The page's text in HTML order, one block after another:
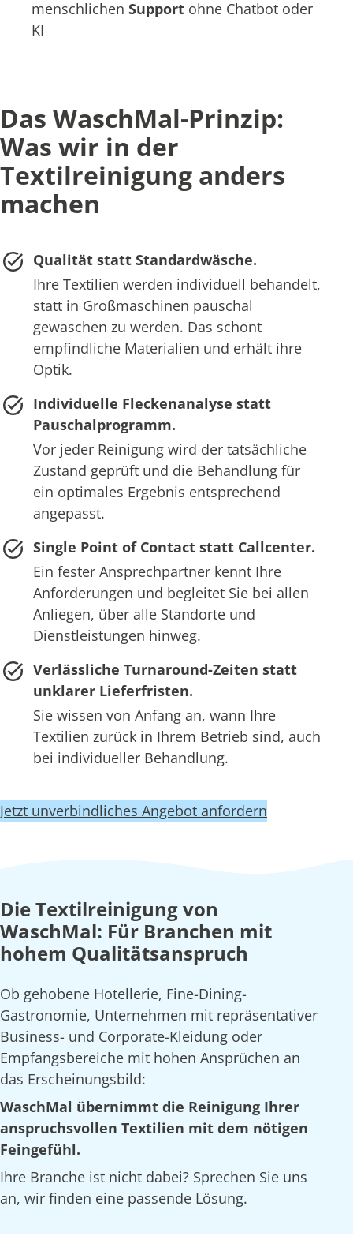
menschlichen Support ohne Chatbot oder
KI
Das WaschMal-Prinzip:
Was wir in der
Textilreinigung anders
machen
Qualität statt Standardwäsche.
Ihre Textilien werden individuell behandelt,
statt in Großmaschinen pauschal
gewaschen zu werden. Das schont
empfindliche Materialien und erhält ihre
Optik.
Individuelle Fleckenanalyse statt
Pauschalprogramm.
Vor jeder Reinigung wird der tatsächliche
Zustand geprüft und die Behandlung für
ein optimales Ergebnis entsprechend
angepasst.
Single Point of Contact statt Callcenter.
Ein fester Ansprechpartner kennt Ihre
Anforderungen und begleitet Sie bei allen
Anliegen, über alle Standorte und
Dienstleistungen hinweg.
Verlässliche Turnaround-Zeiten statt
unklarer Lieferfristen.
Sie wissen von Anfang an, wann Ihre
Textilien zurück in Ihrem Betrieb sind, auch
bei individueller Behandlung.
Jetzt unverbindliches Angebot anfordern
Die Textilreinigung von
WaschMal: Für Branchen mit
hohem Qualitätsanspruch
Ob gehobene Hotellerie, Fine-Dining-
Gastronomie, Unternehmen mit repräsentativer
Business- und Corporate-Kleidung oder
Empfangsbereiche mit hohen Ansprüchen an
das Erscheinungsbild:
WaschMal übernimmt die Reinigung Ihrer
anspruchsvollen Textilien mit dem nötigen
Feingefühl.
Ihre Branche ist nicht dabei? Sprechen Sie uns
an, wir finden eine passende Lösung.